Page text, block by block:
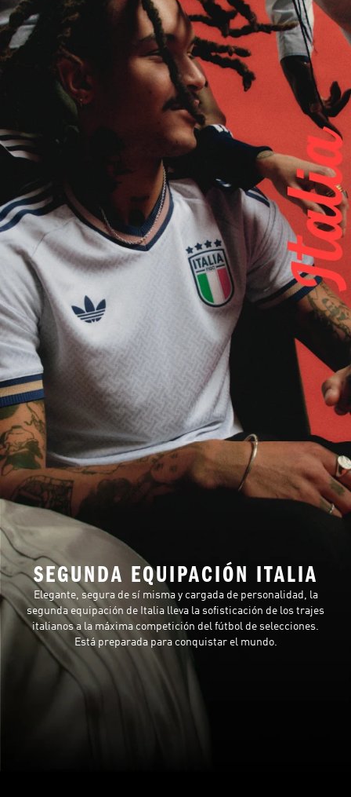
SEGUNDA EQUIPACIÓN ITALIA
Elegante, segura de sí misma y cargada de personalidad, la
segunda equipación de Italia lleva la sofisticación de los trajes
italianos a la máxima competición del fútbol de selecciones.
Está preparada para conquistar el mundo.